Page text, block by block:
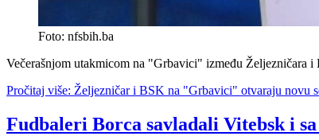
Foto: nfsbih.ba
Večerašnjom utakmicom na "Grbavici" između Željezničara
Pročitaj više: Željezničar i BSK na "Grbavici" otvaraju novu
Fudbaleri Borca savladali Vitebsk i